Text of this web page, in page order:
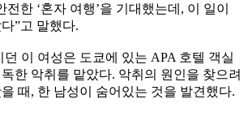
전한 ‘혼자 여행’을 기대했는데, 이 일이
”고 말했다.
이 여성은 도쿄에 있는 APA 호텔 객실
한 악취를 맡았다. 악취의 원인을 찾으려
때, 한 남성이 숨어있는 것을 발견했다.